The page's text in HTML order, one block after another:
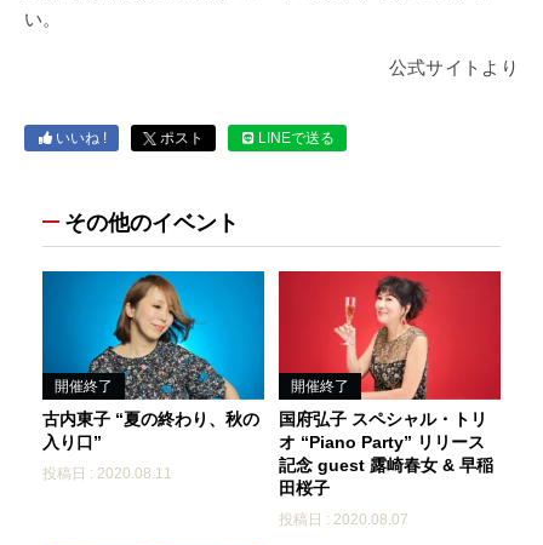
い。
公式サイトより
いいね ! ポスト LINEで送る
その他のイベント
開催終了
古内東子 “夏の終わり、秋の
入り口”
投稿日 : 2020.08.11
開催終了
国府弘子 スペシャル・トリ
オ “Piano Party” リリース
記念 guest 露崎春女 & 早稲
田桜子
投稿日 : 2020.08.07